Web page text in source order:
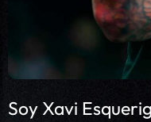
Soy Xavi